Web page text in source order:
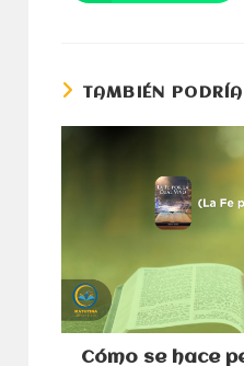
ventana
TAMBIÉN
Cómo se hace